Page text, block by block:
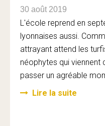
30 août 2019
L'école reprend en
lyonnaises aussi.
attrayant attend les
néophytes qui
passer un agréable
Lire la suite